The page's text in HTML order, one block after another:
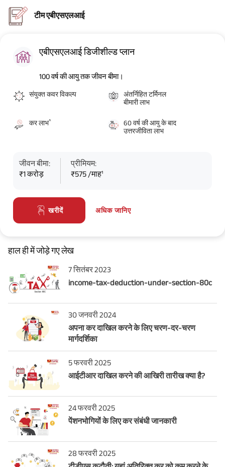
टीम एबीएसएलआई
एबीएसएलआई डिजीशील्ड प्लान
100 वर्ष की आयु तक जीवन बीमा।
संयुक्त कवर विकल्प
अंतर्निहित टर्मिनल
बीमारी लाभ
कर लाभ^
60 वर्ष की आयु के बाद
उत्तरजीविता लाभ
जीवन बीमा:
₹1 करोड़
प्रीमियम:
₹575 /माह¹
खरीदें अधिक जानिए
हाल ही में जोड़े गए लेख
7 सितंबर 2023
income-tax-deduction-under-section-80c
30 जनवरी 2024
अपना कर दाखिल करने के लिए चरण-दर-चरण
मार्गदर्शिका
5 फरवरी 2025
आईटीआर दाखिल करने की आखिरी तारीख क्या है?
24 फरवरी 2025
पेंशनभोगियों के लिए कर संबंधी जानकारी
28 फरवरी 2025